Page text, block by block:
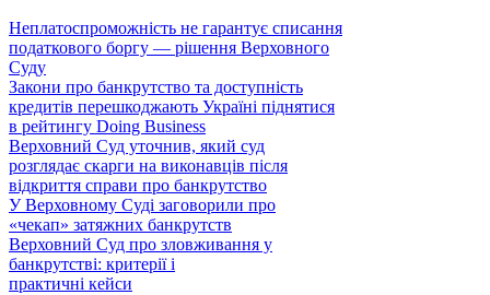
Неплатоспроможність не гарантує списання
податкового боргу — рішення Верховного
Суду
Закони про банкрутство та доступність
кредитів перешкоджають Україні піднятися
в рейтингу Doing Business
Верховний Суд уточнив, який суд
розглядає скарги на виконавців після
відкриття справи про банкрутство
У Верховному Суді заговорили про
«чекап» затяжних банкрутств
Верховний Суд про зловживання у
банкрутстві: критерії і
практичні кейси